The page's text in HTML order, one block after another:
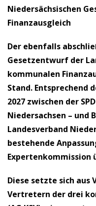
Niedersächsischen
Finanzausgleich
Der ebenfalls
Gesetzentwurf der
kommunalen
Stand. Entsprechend
2027 zwischen der
Niedersachsen – und
Landesverband
bestehende
Expertenkommission
Diese setzte sich aus
Vertretern der drei